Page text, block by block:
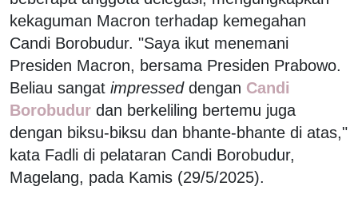
kekaguman Macron terhadap kemegahan
Candi Borobudur. "Saya ikut menemani
Presiden Macron, bersama Presiden Prabowo.
Beliau sangat impresseddengan Candi
Borobudur dan berkeliling bertemu juga
dengan biksu-biksu dan bhante-bhante di atas,"
kata Fadli di pelataran Candi Borobudur,
Magelang, pada Kamis (29/5/2025).